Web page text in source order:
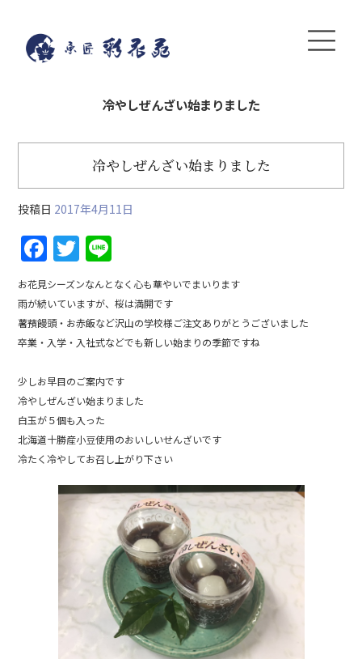
冷やしぜんざい始まりました
冷やしぜんざい始まりました
投稿日 2017年4月11日
F
a
c
e
b
o
o
k
T
w
itt
er
n
e
お花見シーズンなんとなく心も華やいでまいります
雨が続いていますが、桜は満開です
薯蕷饅頭・お赤飯など沢山の学校様ご注文ありがとうございました
卒業・入学・入社式などでも新しい始まりの季節ですね
少しお早目のご案内です
冷やしぜんざい始まりました
白玉が５個も入った
北海道十勝産小豆使用のおいしいせんざいです
冷たく冷やしてお召し上がり下さい